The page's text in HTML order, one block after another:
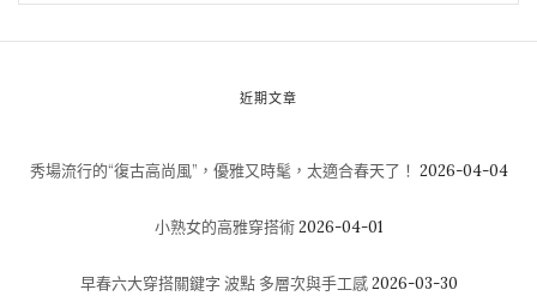
近期文章
秀場流行的“復古高尚風”，優雅又時髦，太適合春天了！ 2026-04-04
小熟女的高雅穿搭術 2026-04-01
早春六大穿搭關鍵字 波點 多層次與手工感 2026-03-30